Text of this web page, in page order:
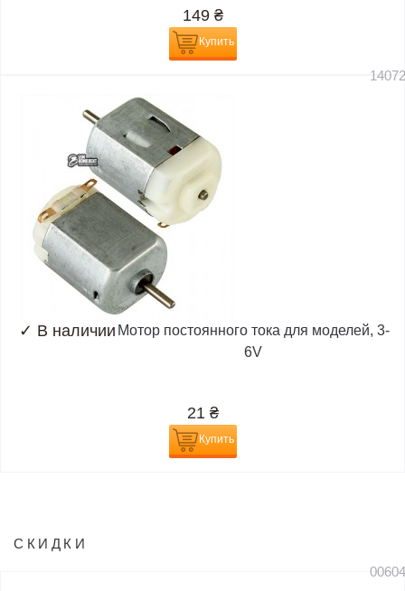
149 ₴
Купить
✓ В наличии Мотор постоянного тока для моделей, 3-
6V
21 ₴
Купить
СКИДКИ